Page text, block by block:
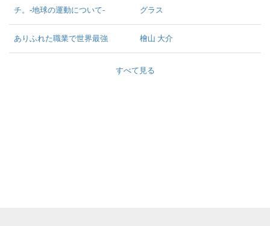
チ。-地球の運動について- グラス
ありふれた職業で世界最強 檜山 大介
すべて見る